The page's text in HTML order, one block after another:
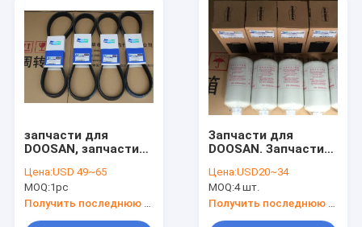
запчасти для
DOOSAN, запчасти
ремень для
DAEWOO, ремень
вентилятора для
дизельного
Цена:USD 49~65
MOQ:1pc
Запчасти для
DOOSAN. Запчасти
Топливные или
водяные фильтры
для Doosan, 400504-
00078, 65.12503-
Цена:USD20~34
MOQ:4 шт.